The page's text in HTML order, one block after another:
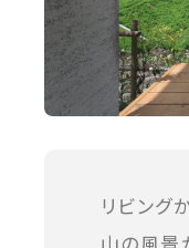
リビング